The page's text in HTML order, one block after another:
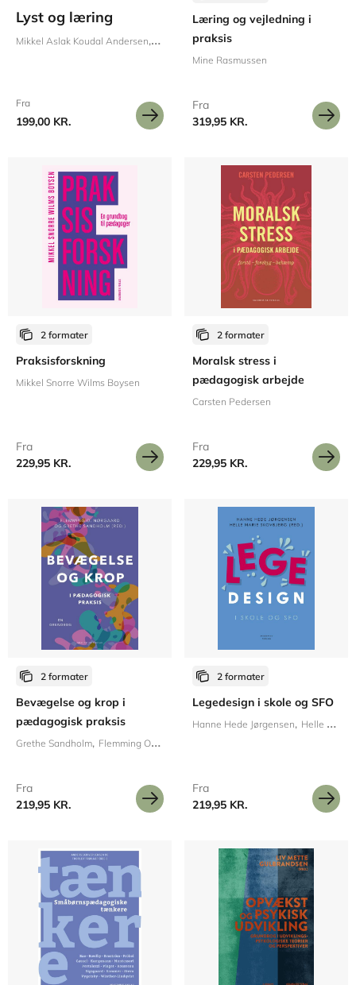
Lyst og læring
Mikkel Aslak Koudal Andersen Lilian Rohde Anja Lea Olsen
Fra
199,00 KR.
Læring og vejledning i
praksis
Mine Rasmussen
Fra
319,95 KR.
2 formater
Praksisforskning
Mikkel Snorre Wilms Boysen
Fra
229,95 KR.
2 formater
Moralsk stress i
pædagogisk arbejde
Carsten Pedersen
Fra
229,95 KR.
2 formater
Bevægelse og krop i
pædagogisk praksis
Grethe Sandholm Flemming Oehlenschlæger Nørgaard
Fra
219,95 KR.
2 formater
Legedesign i skole og SFO
Hanne Hede Jørgensen Helle Marie Skovbjerg
Fra
219,95 KR.